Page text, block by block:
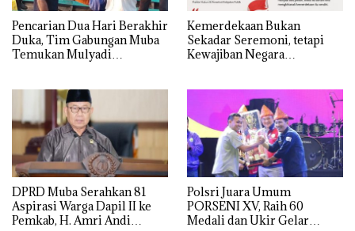
Pencarian Dua Hari Berakhir
Duka, Tim Gabungan Muba
Temukan Mulyadi
Kemerdekaan Bukan
Sekadar Seremoni, tetapi
Kewajiban Negara
DPRD Muba Serahkan 81
Aspirasi Warga Dapil II ke
Pemkab, H. Amri Andi
Polsri Juara Umum
PORSENI XV, Raih 60
Medali dan Ukir Gelar